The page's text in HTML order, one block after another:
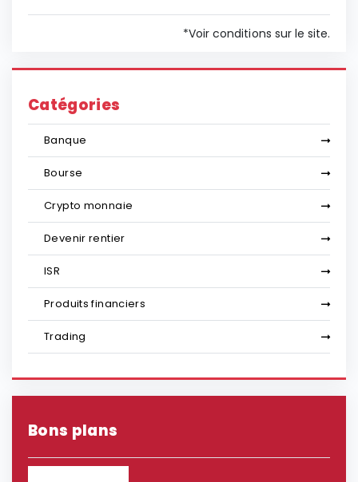
*Voir conditions sur le site.
Catégories
Banque
Bourse
Crypto monnaie
Devenir rentier
ISR
Produits financiers
Trading
Bons plans